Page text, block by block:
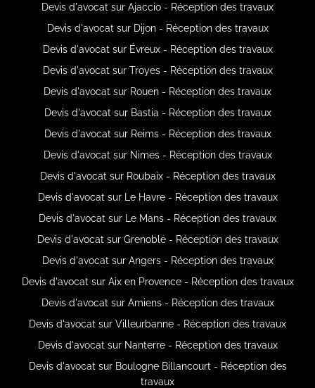
Devis d'avocat sur Ajaccio - Réception des travaux
Devis d'avocat sur Dijon - Réception des travaux
Devis d'avocat sur Évreux - Réception des travaux
Devis d'avocat sur Troyes - Réception des travaux
Devis d'avocat sur Rouen - Réception des travaux
Devis d'avocat sur Bastia - Réception des travaux
Devis d'avocat sur Reims - Réception des travaux
Devis d'avocat sur Nimes - Réception des travaux
Devis d'avocat sur Roubaix - Réception des travaux
Devis d'avocat sur Le Havre - Réception des travaux
Devis d'avocat sur Le Mans - Réception des travaux
Devis d'avocat sur Grenoble - Réception des travaux
Devis d'avocat sur Angers - Réception des travaux
Devis d'avocat sur Aix en Provence - Réception des travaux
Devis d'avocat sur Amiens - Réception des travaux
Devis d'avocat sur Villeurbanne - Réception des travaux
Devis d'avocat sur Nanterre - Réception des travaux
Devis d'avocat sur Boulogne Billancourt - Réception des
travaux